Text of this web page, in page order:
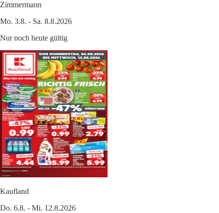
Zimmermann
Mo. 3.8. - Sa. 8.8.2026
Nur noch heute gültig
Kaufland
Do. 6.8. - Mi. 12.8.2026